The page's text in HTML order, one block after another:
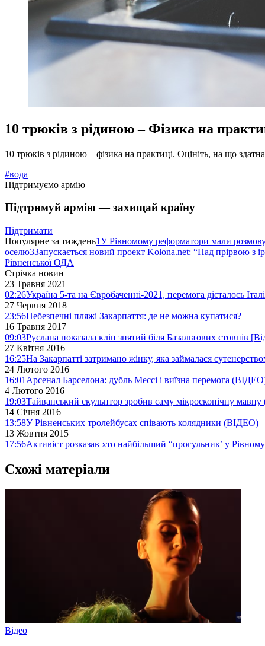
10 трюків з рідиною – Фізика на
10 трюків з рідиною – фізика на практиці. Оцініть, на що
#вода
Підтримуємо армію
Підтримуй армію — захищай країну
Підтримати
Популярне за тиждень1У Рівномому реформатори мали
оселю3Запускається новий проект Kolona.net: “Над прірвою з
Рівненської ОДА
Стрічка новин
23 Травня 2021
02:26Україна 5-та на Євробаченні-2021, перемога дісталось
27 Червня 2018
23:56Небезпечні пляжі Закарпаття: де не можна купатися?
16 Травня 2017
09:03Руслана показала кліп знятий біля Базальтових стовпів
27 Квітня 2016
16:25На Закарпатті затримано жінку, яка займалася
24 Лютого 2016
16:01 Арсенал Барселона: дубль Мессі і виїзна перемога
4 Лютого 2016
19:03Тайванський скульптор зробив саму мікроскопічну
14 Січня 2016
13:58У Рівненських тролейбусах співають колядники (ВІДЕО)
13 Жовтня 2015
17:56Активіст розказав хто найбільший “прогульник’ у
Схожі матеріали
Відео